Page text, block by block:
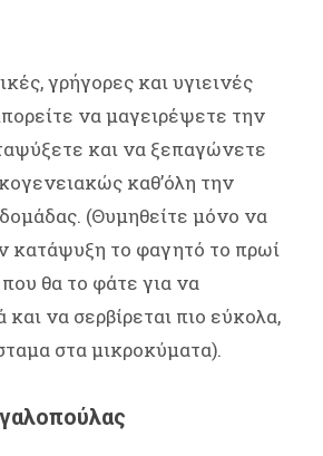
γρήγορες και υγιεινές
να μαγειρέψετε την
και να ξεπαγώνετε
καθ’όλη την
(Θυμηθείτε μόνο να
κατάψυξη το φαγητό το πρωί
που θα το φάτε για να
να σερβίρεται πιο εύκολα,
στα μικροκύματα).